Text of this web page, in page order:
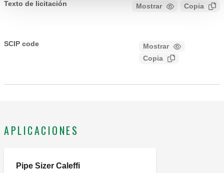
Texto de licitación Mostrar Copia
colectores. Conexión 1: G 3/4" A (ISO 228-1) M, Conexión
para racores Caleffi. Conexión 2: G 3/4" (ISO 228-1) H,
SCIP code
Mostrar
Copia
APLICACIONES
Pipe Sizer Caleffi